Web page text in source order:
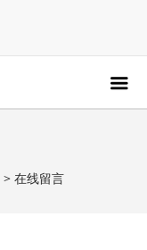
> 在线留言